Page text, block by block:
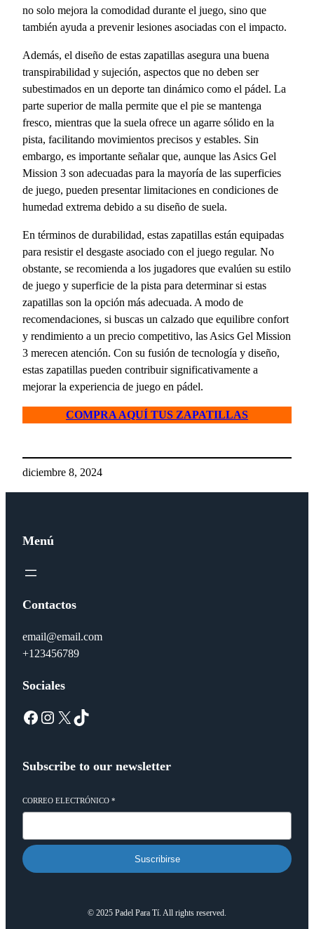
no solo mejora la comodidad durante el juego, sino que
también ayuda a prevenir lesiones asociadas con el impacto.
Además, el diseño de estas zapatillas asegura una buena
transpirabilidad y sujeción, aspectos que no deben ser
subestimados en un deporte tan dinámico como el pádel. La
parte superior de malla permite que el pie se mantenga
fresco, mientras que la suela ofrece un agarre sólido en la
pista, facilitando movimientos precisos y estables. Sin
embargo, es importante señalar que, aunque las Asics Gel
Mission 3 son adecuadas para la mayoría de las superficies
de juego, pueden presentar limitaciones en condiciones de
humedad extrema debido a su diseño de suela.
En términos de durabilidad, estas zapatillas están equipadas
para resistir el desgaste asociado con el juego regular. No
obstante, se recomienda a los jugadores que evalúen su estilo
de juego y superficie de la pista para determinar si estas
zapatillas son la opción más adecuada. A modo de
recomendaciones, si buscas un calzado que equilibre confort
y rendimiento a un precio competitivo, las Asics Gel Mission
3 merecen atención. Con su fusión de tecnología y diseño,
estas zapatillas pueden contribuir significativamente a
mejorar la experiencia de juego en pádel.
COMPRA AQUÍ TUS ZAPATILLAS
diciembre 8, 2024
Menú
Contactos
email@email.com
+123456789
Sociales
Facebook Instagram X TikTok
Subscribe to our newsletter
CORREO ELECTRÓNICO *
Suscribirse
© 2025 Padel Para Tí. All rights reserved.